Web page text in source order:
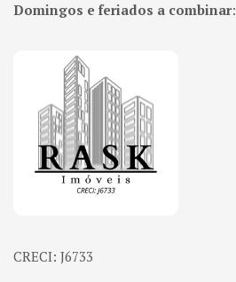
Domingos e feriados a combinar:
Página inicial
CRECI: J6733